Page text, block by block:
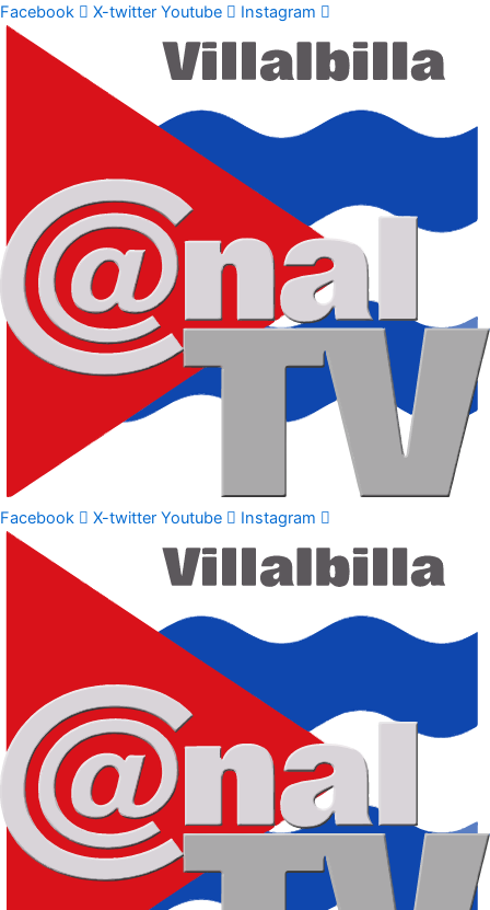
Facebook
X-twitter Youtube Instagram
Facebook X-twitter Youtube Instagram